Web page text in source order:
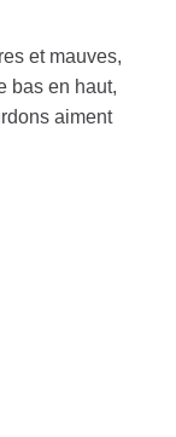
et mauves,
bas en haut,
aiment